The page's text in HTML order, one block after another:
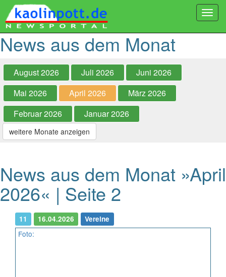
News aus dem Monat
August 2026 Juli 2026
Juni 2026
Mai 2026
April 2026
März 2026
Februar 2026
Januar 2026
weitere Monate anzeigen
News aus dem Monat »April
2026« | Seite 2
11 16.04.2026 Vereine
Foto: